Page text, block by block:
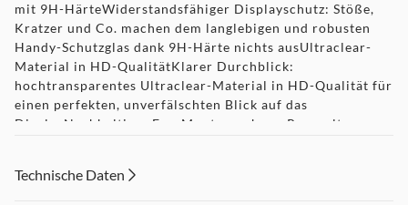
mit 9H-HärteWiderstandsfähiger Displayschutz: Stöße,
Kratzer und Co. machen dem langlebigen und robusten
Handy-Schutzglas dank 9H-Härte nichts ausUltraclear-
Material in HD-QualitätKlarer Durchblick:
hochtransparentes Ultraclear-Material in HD-Qualität für
einen perfekten, unverfälschten Blick auf das
DisplayNachhaltiger Eco-MontagerahmenRecycelter
KunststoffFull-cover VollschutzFullscreen-
Technische Daten